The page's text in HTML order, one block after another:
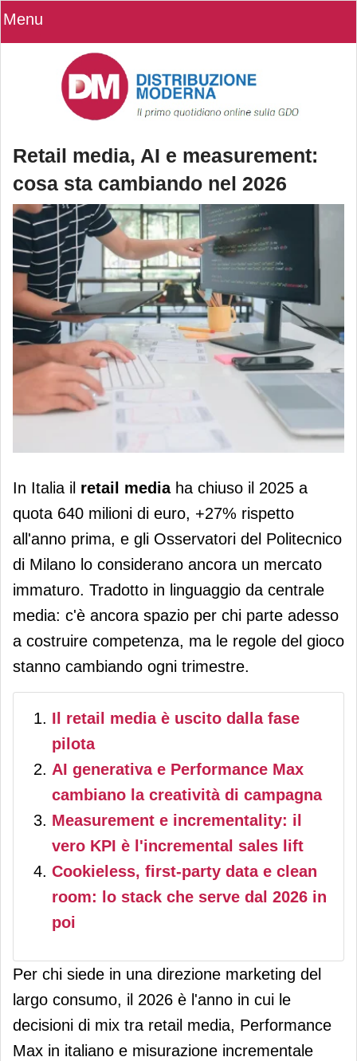
Menu
Retail media, AI e measurement:
cosa sta cambiando nel 2026
Retail media, AI e measurement: cosa
In Italia il retail mediaha chiuso il 2025 a
quota 640 milioni di euro, +27% rispetto
all'anno prima, e gli Osservatori del Politecnico
di Milano lo considerano ancora un mercato
immaturo. Tradotto in linguaggio da centrale
media: c'è ancora spazio per chi parte adesso
a costruire competenza, ma le regole del gioco
stanno cambiando ogni trimestre.
Il retail media è uscito dalla fase
pilota
AI generativa e Performance Max
cambiano la creatività di campagna
Measurement e incrementality: il
vero KPI è l'incremental sales lift
Cookieless, first-party data e clean
room: lo stack che serve dal 2026 in
poi
Per chi siede in una direzione marketing del
largo consumo, il 2026 è l'anno in cui le
decisioni di mix tra retail media, Performance
Max in italiano e misurazione incrementale